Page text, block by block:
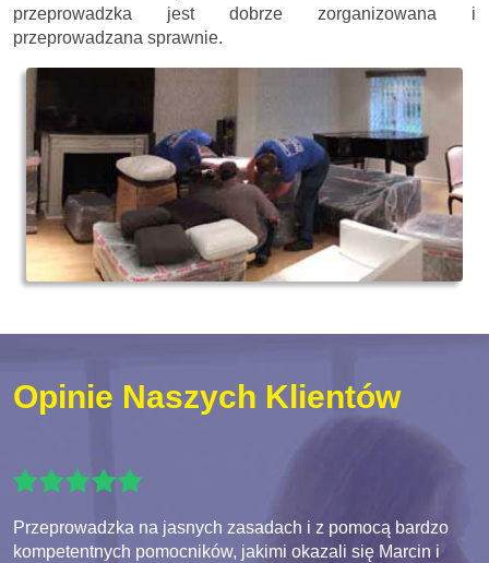
przeprowadzka jest dobrze zorganizowana i
przeprowadzana sprawnie.
Opinie Naszych Klientów
Przeprowadzka na jasnych zasadach i z pomocą bardzo
kompetentnych pomocników, jakimi okazali się Marcin i